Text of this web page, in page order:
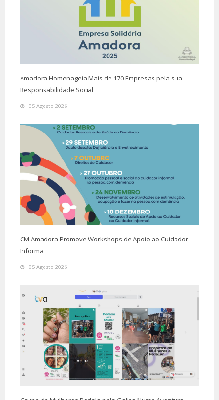
Amadora Homenageia Mais de 170 Empresas pela sua
Responsabilidade Social
05 Agosto 2026
CM Amadora Promove Workshops de Apoio ao Cuidador
Informal
05 Agosto 2026